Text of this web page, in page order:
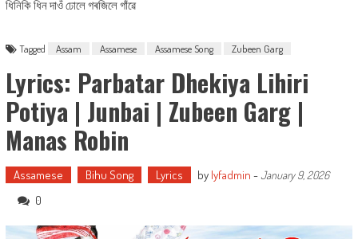
ধিনিকি ধিন দাওঁ ঢোলে গৰজিলে গাঁৱে
Tagged Assam Assamese Assamese Song Zubeen Garg
Lyrics: Parbatar Dhekiya Lihiri
Potiya | Junbai | Zubeen Garg |
Manas Robin
Assamese Bihu Song Lyrics by lyfadmin -January 9, 2026
0